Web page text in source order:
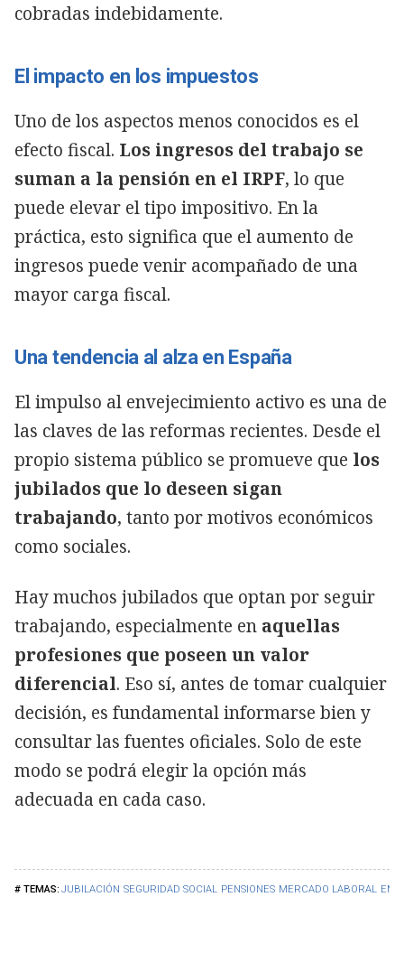
JUBILACIÓN SEGURIDAD SOCIAL PENSIONES MERCADO LABORAL
cobradas indebidamente.
El impacto en los impuestos
Uno de los aspectos menos conocidos es el
efecto fiscal. Los ingresos del trabajo se
suman a la pensión en el IRPF, lo que
puede elevar el tipo impositivo. En la
práctica, esto significa que el aumento de
ingresos puede venir acompañado de una
mayor carga fiscal.
Una tendencia al alza en España
El impulso al envejecimiento activo es una de
las claves de las reformas recientes. Desde el
propio sistema público se promueve que los
jubilados que lo deseen sigan
trabajando, tanto por motivos económicos
como sociales.
Hay muchos jubilados que optan por seguir
trabajando, especialmente en aquellas
profesiones que poseen un valor
diferencial. Eso sí, antes de tomar cualquier
decisión, es fundamental informarse bien y
consultar las fuentes oficiales. Solo de este
modo se podrá elegir la opción más
adecuada en cada caso.